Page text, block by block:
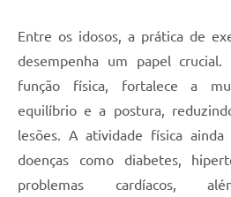
Entre os idosos, a prática de
desempenha um papel
função física, fortalece a
equilíbrio e a postura,
lesões. A atividade física
doenças como diabetes,
problemas cardíacos,